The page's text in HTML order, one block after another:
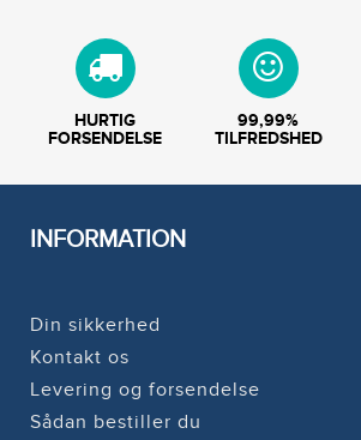
HURTIG
FORSENDELSE
99,99%
TILFREDSHED
INFORMATION
Din sikkerhed
Kontakt os
Levering og forsendelse
Sådan bestiller du